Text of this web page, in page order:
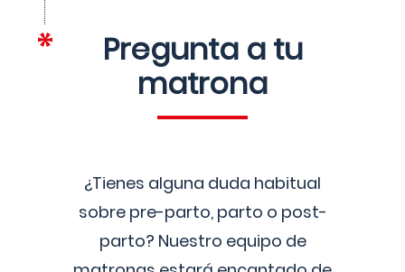
Pregunta a tu
matrona
¿Tienes alguna duda habitual
sobre pre-parto, parto o post-
parto? Nuestro equipo de